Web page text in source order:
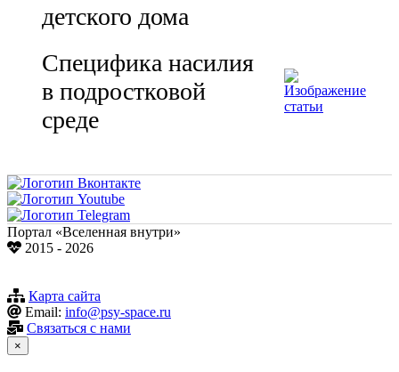
детского дома
Специфика насилия
в подростковой
среде
Портал «Вселенная внутри»
2015 - 2026
Карта сайта
Email: info@psy-space.ru
Связаться с нами
×